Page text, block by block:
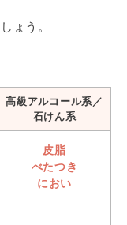
ょう。
高級アルコール系／
石けん系
皮脂
べたつき
におい